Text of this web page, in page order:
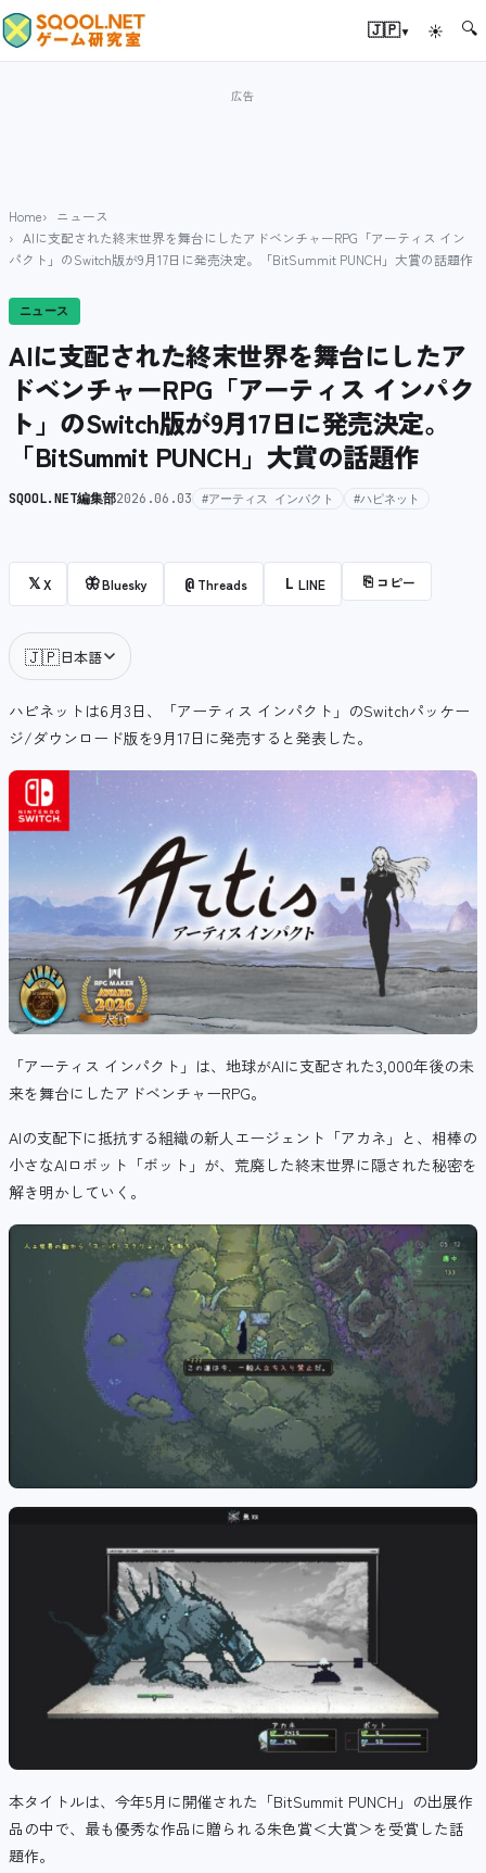
🇯🇵▾ ☀ 🔍
Home
ニュース
AIに支配された終末世界を舞台にしたアドベンチャーRPG「アーティス イン
パクト」のSwitch版が9月17日に発売決定。「BitSummit PUNCH」大賞の話題作
ニュース
AIに支配された終末世界を舞台にしたア
ドベンチャーRPG「アーティス インパク
ト」のSwitch版が9月17日に発売決定。
「BitSummit PUNCH」大賞の話題作
SQOOL.NET編集部2026.06.03 #アーティス インパクト #ハピネット
𝕏X 🦋Bluesky @ Threads L LINE ⎘ コピー
🇯🇵日本語
ハピネットは6月3日、「アーティス インパクト」のSwitchパッケー
ジ/ダウンロード版を9月17日に発売すると発表した。
「アーティス インパクト」は、地球がAIに支配された3,000年後の未
来を舞台にしたアドベンチャーRPG。
AIの支配下に抵抗する組織の新人エージェント「アカネ」と、相棒の
小さなAIロボット「ボット」が、荒廃した終末世界に隠された秘密を
解き明かしていく。
本タイトルは、今年5月に開催された「BitSummit PUNCH」の出展作
品の中で、最も優秀な作品に贈られる朱色賞＜大賞＞を受賞した話
題作。